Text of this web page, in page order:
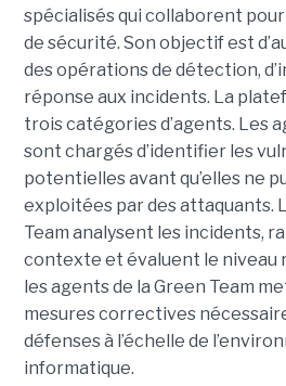
spécialisés qui collaborent
de sécurité. Son objectif est
des opérations de détection,
réponse aux incidents. La
trois catégories d’agents. Les
sont chargés d’identifier les
potentielles avant qu’elles ne
exploitées par des attaquants.
Team analysent les incidents,
contexte et évaluent le niveau
les agents de la Green Team
mesures correctives
défenses à l’échelle de
informatique.